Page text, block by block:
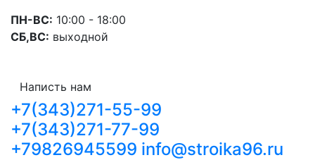
ПН-ВС: 10:00 - 18:00
СБ,ВС: выходной
Написть нам
+7(343)271-55-99
+7(343)271-77-99
+79826945599 info@stroika96.ru